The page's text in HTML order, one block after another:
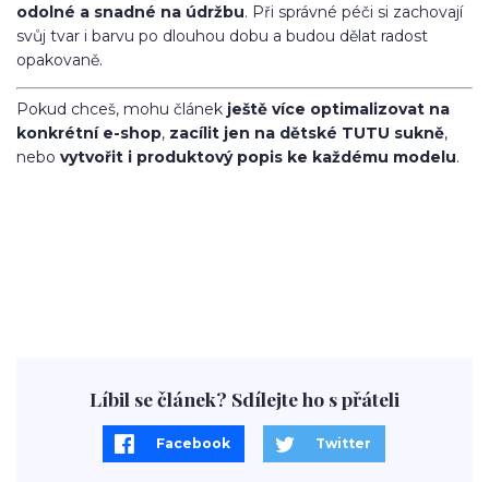
odolné a snadné na údržbu. Při správné péči si zachovají
svůj tvar i barvu po dlouhou dobu a budou dělat radost
opakovaně.
Pokud chceš, mohu článek ještě více optimalizovat na
konkrétní e-shop, zacílit jen na dětské TUTU sukně,
nebo vytvořit i produktový popis ke každému modelu.
Líbil se článek? Sdílejte ho s přáteli
Facebook Twitter